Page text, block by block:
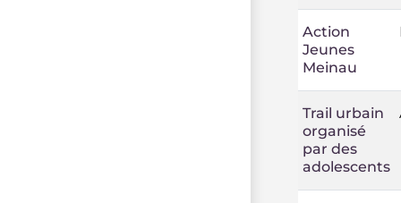
Action
Jeunes
Meinau
Trail urbain
organisé
par des
adolescents